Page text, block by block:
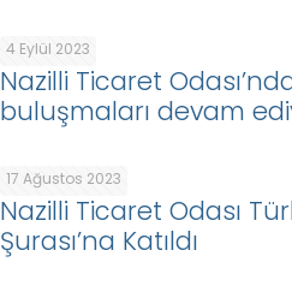
4 Eylül 2023
Nazilli Ticaret
buluşmaları devam
17 Ağustos 2023
Nazilli Ticaret Odası
Şurası’na Katıldı